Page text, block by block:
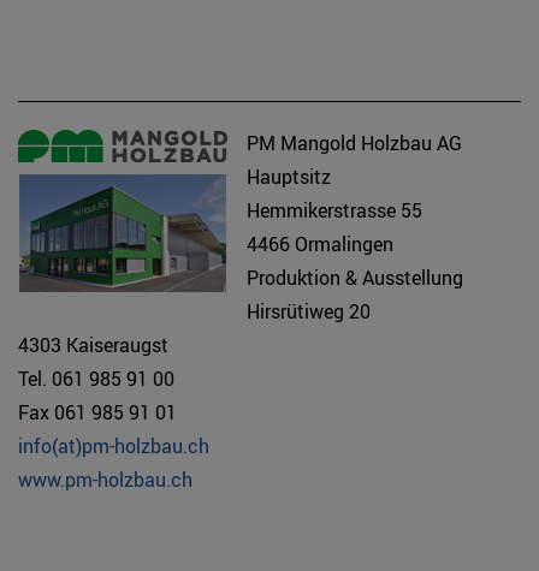
PM Mangold Holzbau AG
Hauptsitz
Hemmikerstrasse 55
4466 Ormalingen
Produktion & Ausstellung
Hirsrütiweg 20
4303 Kaiseraugst
Tel. 061 985 91 00
Fax 061 985 91 01
info(at)pm-holzbau.ch
www.pm-holzbau.ch